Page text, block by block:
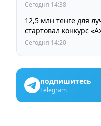
профессиональным
Сегодня 14:38
12,5 млн тенге для
стартовал конкурс
Сегодня 14:20
подпишитесь
Telegram